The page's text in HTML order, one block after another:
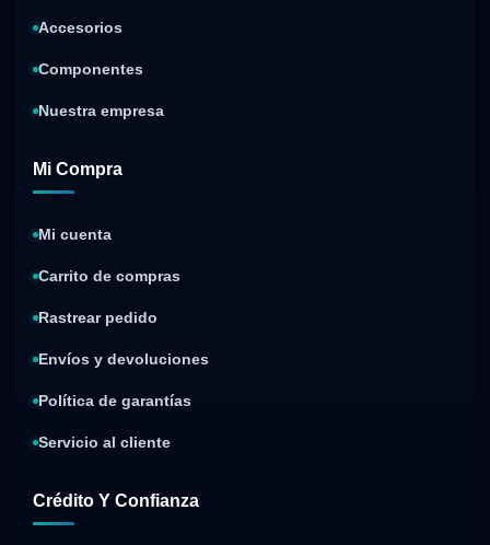
Accesorios
Componentes
Nuestra empresa
Mi Compra
Mi cuenta
Carrito de compras
Rastrear pedido
Envíos y devoluciones
Política de garantías
Servicio al cliente
Crédito Y Confianza